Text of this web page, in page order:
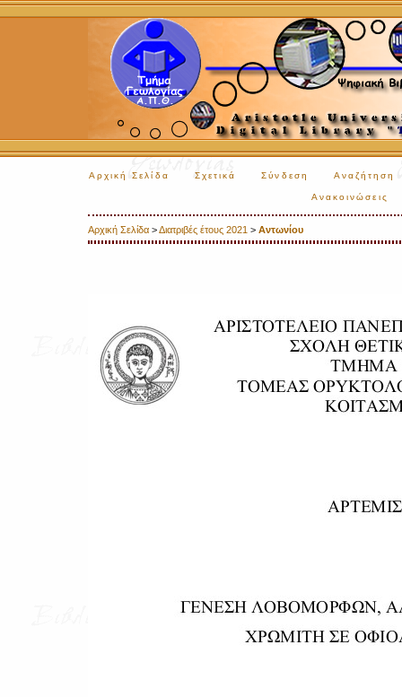
Αρχική Σελίδα Σχετικά Σύνδεση Αναζήτηση
Ανακοινώσεις
Αρχική Σελίδα >Διατριβές έτους 2021 > Αντωνίου